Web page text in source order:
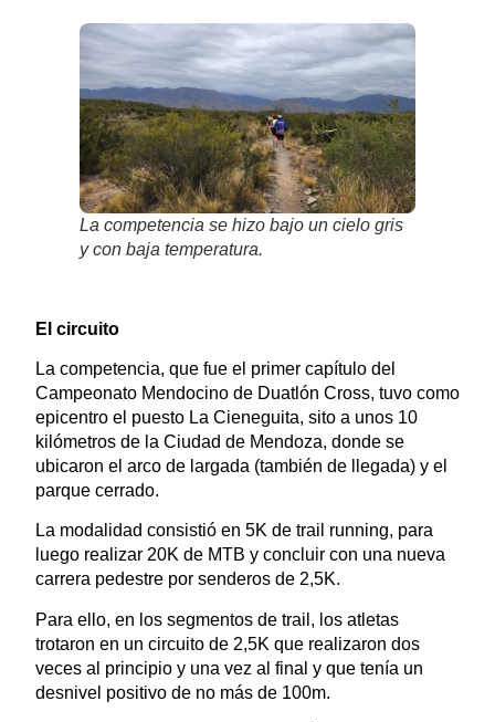
La competencia se hizo bajo un cielo gris
y con baja temperatura.
El circuito
La competencia, que fue el primer capítulo del
Campeonato Mendocino de Duatlón Cross, tuvo como
epicentro el puesto La Cieneguita, sito a unos 10
kilómetros de la Ciudad de Mendoza, donde se
ubicaron el arco de largada (también de llegada) y el
parque cerrado.
La modalidad consistió en 5K de trail running, para
luego realizar 20K de MTB y concluir con una nueva
carrera pedestre por senderos de 2,5K.
Para ello, en los segmentos de trail, los atletas
trotaron en un circuito de 2,5K que realizaron dos
veces al principio y una vez al final y que tenía un
desnivel positivo de no más de 100m.